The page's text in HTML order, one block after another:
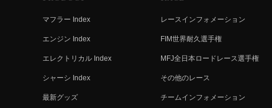
マフラー Index
エンジン Index
エレクトリカル Index
シャーシ Index
最新グッズ
レースインフォメーション
FIM世界耐久選手権
MFJ全日本ロードレース選手権
その他のレース
チームインフォメーション